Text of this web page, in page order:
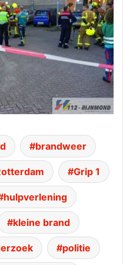
brandweer
Grip 1
hulpverlening
kleine brand
politie